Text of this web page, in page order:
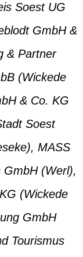
Soest UG
GmbH &
& Partner
(Wickede
& Co. KG
Soest
MASS
GmbH (Werl),
(Wickede
GmbH
Tourismus